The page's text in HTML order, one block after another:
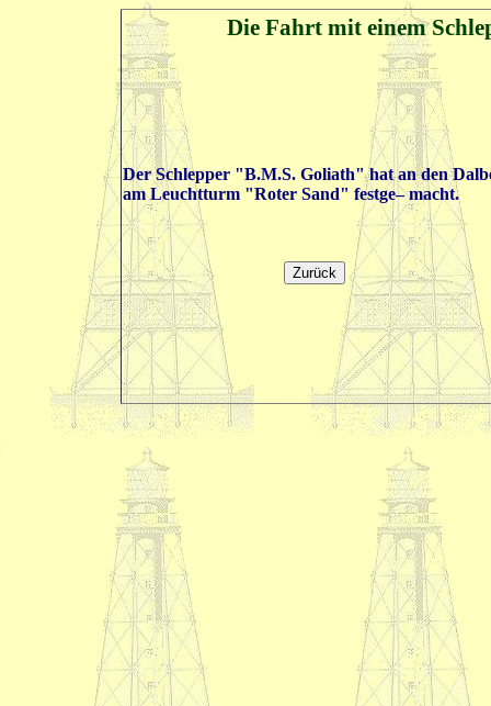
Die Fahrt mit einem
Der Schlepper "B.M.S. Goliath" hat an den
am Leuchtturm "Roter Sand" festge– macht.